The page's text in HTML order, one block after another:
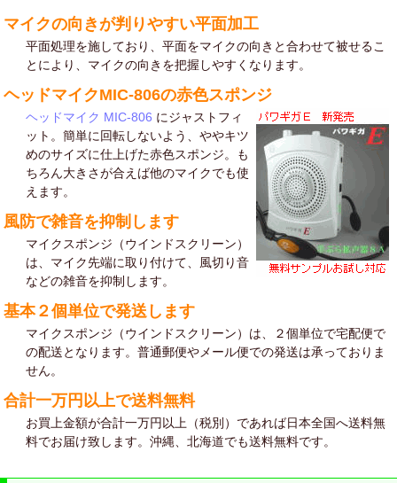
マイクの向きが判りやすい平面加工
平面処理を施しており、平面をマイクの向きと合わせて被せるこ
とにより、マイクの向きを把握しやすくなります。
ヘッドマイクMIC-806の赤色スポンジ
ヘッドマイク MIC-806 にジャストフィ
ット。簡単に回転しないよう、ややキツ
めのサイズに仕上げた赤色スポンジ。も
ちろん大きさが合えば他のマイクでも使
えます。
風防で雑音を抑制します
マイクスポンジ（ウインドスクリーン）
は、マイク先端に取り付けて、風切り音
などの雑音を抑制します。
基本２個単位で発送します
マイクスポンジ（ウインドスクリーン）は、２個単位で宅配便で
の配送となります。普通郵便やメール便での発送は承っておりま
せん。
合計一万円以上で送料無料
お買上金額が合計一万円以上（税別）であれば日本全国へ送料無
料でお届け致します。沖縄、北海道でも送料無料です。